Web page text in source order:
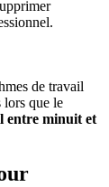
de travail
lors que le
entre minuit et